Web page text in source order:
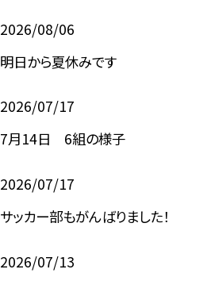
2026/08/06
明日から夏休みです
2026/07/17
7月14日 6組の様子
2026/07/17
サッカー部もがんばりました！
2026/07/13